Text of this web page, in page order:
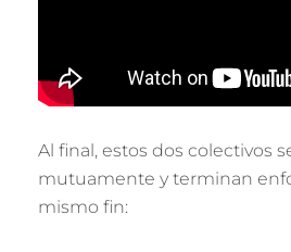
Al final, estos dos colectivos
mutuamente y terminan
mismo fin: